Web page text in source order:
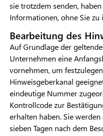
sie trotzdem senden,
Informationen, ohne Sie
Bearbeitung des
Auf Grundlage der
Unternehmen eine
vornehmen, um
Hinweisgeberkanal
eindeutige Nummer
Kontrollcode zur
erhalten haben. Sie
sieben Tagen nach dem